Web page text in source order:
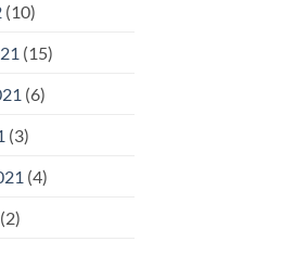
(10)
(15)
(6)
(3)
(4)
(2)